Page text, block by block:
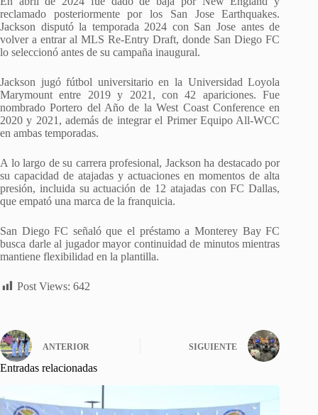
reclamado posteriormente por los San Jose Earthquakes.
Jackson disputó la temporada 2024 con San Jose antes de
volver a entrar al MLS Re-Entry Draft, donde San Diego FC
lo seleccionó antes de su campaña inaugural.
Jackson jugó fútbol universitario en la Universidad Loyola
Marymount entre 2019 y 2021, con 42 apariciones. Fue
nombrado Portero del Año de la West Coast Conference en
2020 y 2021, además de integrar el Primer Equipo All-WCC
en ambas temporadas.
A lo largo de su carrera profesional, Jackson ha destacado por
su capacidad de atajadas y actuaciones en momentos de alta
presión, incluida su actuación de 12 atajadas con FC Dallas,
que empató una marca de la franquicia.
San Diego FC señaló que el préstamo a Monterey Bay FC
busca darle al jugador mayor continuidad de minutos mientras
mantiene flexibilidad en la plantilla.
Post Views: 642
ANTERIOR SIGUIENTE
Entradas relacionadas